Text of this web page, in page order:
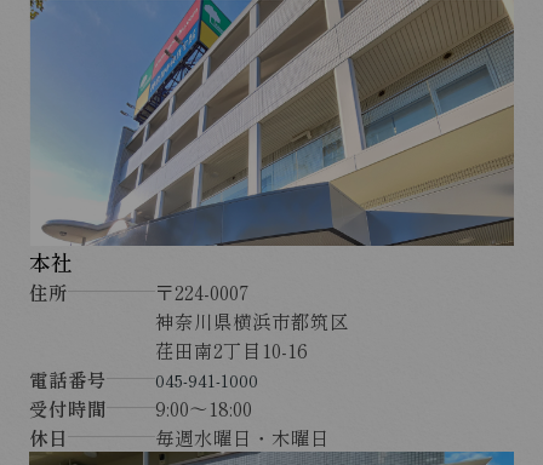
本社
住所
〒224-0007
神奈川県横浜市都筑区
荏田南2丁目10-16
電話番号
045-941-1000
受付時間
9:00～18:00
休日
毎週水曜日・木曜日